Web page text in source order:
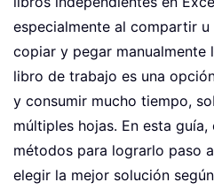
especialmente al compartir
copiar y pegar manualmente
libro de trabajo es una
y consumir mucho tiempo,
múltiples hojas. En esta
métodos para lograrlo paso
elegir la mejor solución